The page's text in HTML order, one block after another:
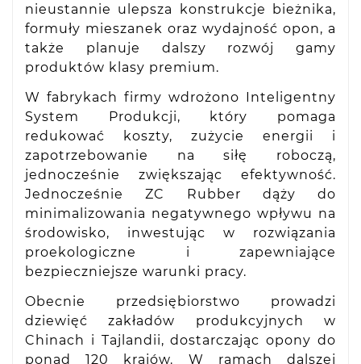
nieustannie ulepsza konstrukcje bieżnika,
formuły mieszanek oraz wydajność opon, a
także planuje dalszy rozwój gamy
produktów klasy premium.
W fabrykach firmy wdrożono Inteligentny
System Produkcji, który pomaga
redukować koszty, zużycie energii i
zapotrzebowanie na siłę roboczą,
jednocześnie zwiększając efektywność.
Jednocześnie ZC Rubber dąży do
minimalizowania negatywnego wpływu na
środowisko, inwestując w rozwiązania
proekologiczne i zapewniające
bezpieczniejsze warunki pracy.
Obecnie przedsiębiorstwo prowadzi
dziewięć zakładów produkcyjnych w
Chinach i Tajlandii, dostarczając opony do
ponad 120 krajów. W ramach dalszej